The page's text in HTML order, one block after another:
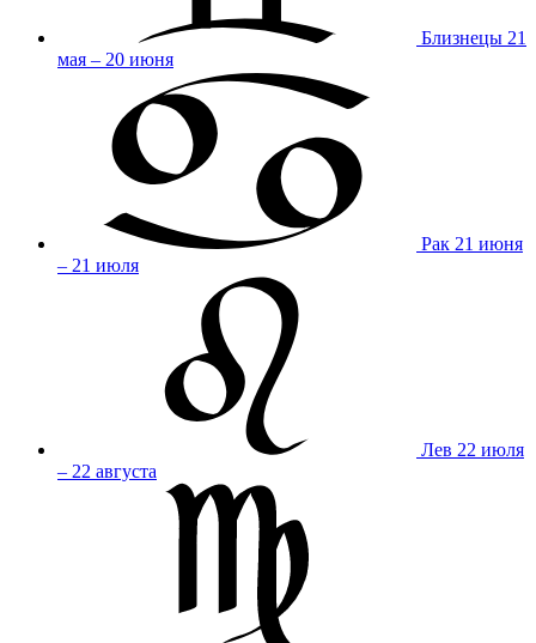
Близнецы 21
мая – 20 июня
Рак 21 июня
– 21 июля
Лев 22 июля
– 22 августа